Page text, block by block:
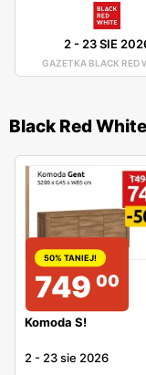
2-23 SIE
GAZETKA BLACK RED
Black Red
50% TANIEJ!
749 00
Komoda S!
2 - 23 sie 2026